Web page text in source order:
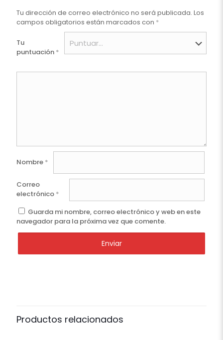
Tu dirección de correo electrónico no será publicada. Los
campos obligatorios están marcados con *
Tu
puntuación *
Nombre *
Correo
electrónico *
Guarda mi nombre, correo electrónico y web en este
navegador para la próxima vez que comente.
Productos relacionados